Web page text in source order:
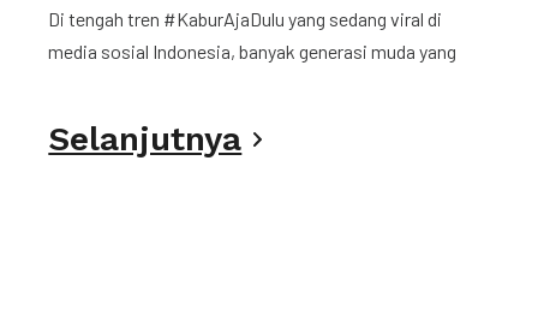
Di tengah tren #KaburAjaDulu yang sedang viral di
media sosial Indonesia, banyak generasi muda yang
Selanjutnya